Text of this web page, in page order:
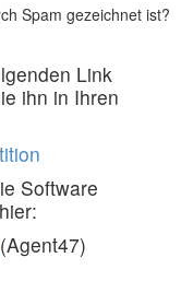
Spam gezeichnet ist?
Link
ihn in Ihren
Software
(Agent47)